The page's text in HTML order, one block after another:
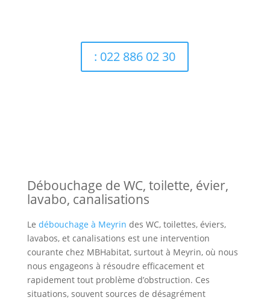
: 022 886 02 30
Débouchage de WC, toilette, évier,
lavabo, canalisations
Le débouchage à Meyrin des WC, toilettes, éviers,
lavabos, et canalisations est une intervention
courante chez MBHabitat, surtout à Meyrin, où nous
nous engageons à résoudre efficacement et
rapidement tout problème d’obstruction. Ces
situations, souvent sources de désagrément